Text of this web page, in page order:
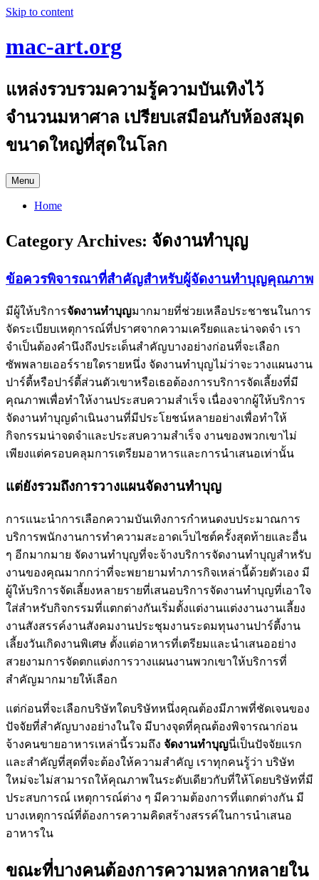
Skip to content
mac-art.org
แหล่งรวบรวมความรู้ความบันเทิงไว้
จำนวนมหาศาล เปรียบเสมือนกับห้องสมุด
ขนาดใหญ่ที่สุดในโลก
Menu
Home
Category Archives: จัดงานทำบุญ
ข้อควรพิจารณาที่สำคัญสำหรับผู้จัดงานทำบุญคุณภาพ
มีผู้ให้บริการจัดงานทำบุญมากมายที่ช่วยเหลือประชาชนในการ
จัดระเบียบเหตุการณ์ที่ปราศจากความเครียดและน่าจดจำ เรา
จำเป็นต้องคำนึงถึงประเด็นสำคัญบางอย่างก่อนที่จะเลือก
ซัพพลายเออร์รายใดรายหนึ่ง จัดงานทำบุญไม่ว่าจะวางแผนงาน
ปาร์ตี้หรือปาร์ตี้ส่วนตัวเขาหรือเธอต้องการบริการจัดเลี้ยงที่มี
คุณภาพเพื่อทำให้งานประสบความสำเร็จ เนื่องจากผู้ให้บริการ
จัดงานทำบุญดำเนินงานที่มีประโยชน์หลายอย่างเพื่อทำให้
กิจกรรมน่าจดจำและประสบความสำเร็จ งานของพวกเขาไม่
เพียงแต่ครอบคลุมการเตรียมอาหารและการนำเสนอเท่านั้น
แต่ยังรวมถึงการวางแผนจัดงานทำบุญ
การแนะนำการเลือกความบันเทิงการกำหนดงบประมาณการ
บริการพนักงานการทำความสะอาดเว็บไซต์ครั้งสุดท้ายและอื่น
ๆ อีกมากมาย จัดงานทำบุญที่จะจ้างบริการจัดงานทำบุญสำหรับ
งานของคุณมากกว่าที่จะพยายามทำภารกิจเหล่านี้ด้วยตัวเอง มี
ผู้ให้บริการจัดเลี้ยงหลายรายที่เสนอบริการจัดงานทำบุญที่เอาใจ
ใส่สำหรับกิจกรรมที่แตกต่างกันเริ่มตั้งแต่งานแต่งงานงานเลี้ยง
งานสังสรรค์งานสังคมงานประชุมงานระดมทุนงานปาร์ตี้งาน
เลี้ยงวันเกิดงานพิเศษ ตั้งแต่อาหารที่เตรียมและนำเสนออย่าง
สวยงามการจัดตกแต่งการวางแผนงานพวกเขาให้บริการที่
สำคัญมากมายให้เลือก
แต่ก่อนที่จะเลือกบริษัทใดบริษัทหนึ่งคุณต้องมีภาพที่ชัดเจนของ
ปัจจัยที่สำคัญบางอย่างในใจ มีบางจุดที่คุณต้องพิจารณาก่อน
จ้างคนขายอาหารเหล่านี้รวมถึง จัดงานทำบุญนี่เป็นปัจจัยแรก
และสำคัญที่สุดที่จะต้องให้ความสำคัญ เราทุกคนรู้ว่า บริษัท
ใหม่จะไม่สามารถให้คุณภาพในระดับเดียวกับที่ให้โดยบริษัทที่มี
ประสบการณ์ เหตุการณ์ต่าง ๆ มีความต้องการที่แตกต่างกัน มี
บางเหตุการณ์ที่ต้องการความคิดสร้างสรรค์ในการนำเสนอ
อาหารใน
ขณะที่บางคนต้องการความหลากหลายใน